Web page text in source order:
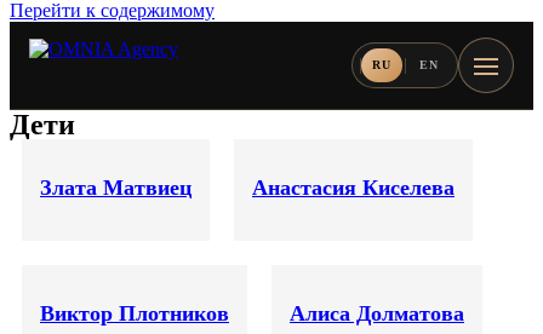
Перейти к содержимому
RU EN
Дети
Злата Матвиец Анастасия Киселева
Виктор Плотников Алиса Долматова